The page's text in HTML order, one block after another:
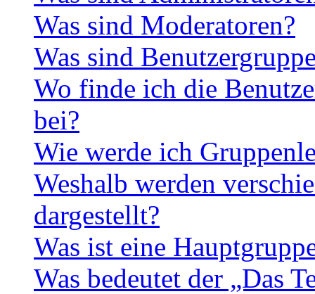
Was sind Moderatoren?
Was sind
Wo finde ich die
bei?
Wie werde ich
Weshalb werden
dargestellt?
Was ist eine
Was bedeutet der „Das